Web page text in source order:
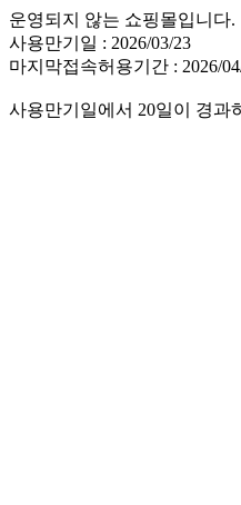
운영되지 않는 쇼핑몰입니다.
사용만기일 : 2026/03/23
마지막접속허용기간 : 2026/
사용만기일에서 20일이 경과